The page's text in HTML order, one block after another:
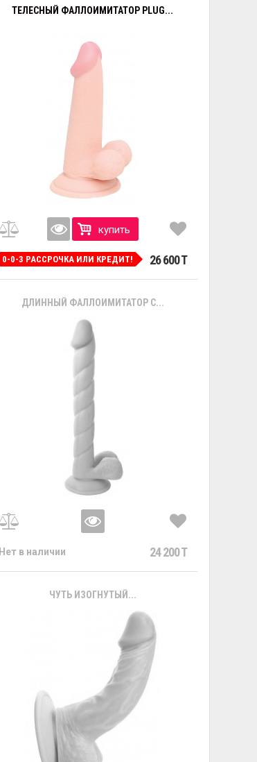
ТЕЛЕСНЫЙ ФАЛЛОИМИТАТОР PLUG...
купить
0-0-3 РАССРОЧКА ИЛИ КРЕДИТ! 26 600 T
ДЛИННЫЙ ФАЛЛОИМИТАТОР С...
Нет в наличии 24 200 T
ЧУТЬ ИЗОГНУТЫЙ...